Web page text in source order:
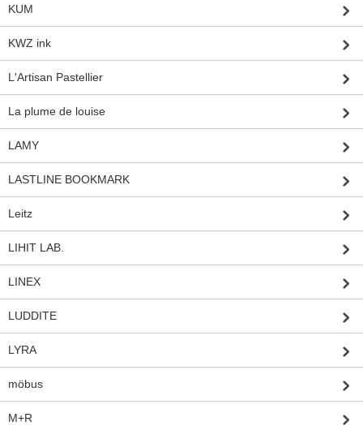
KUM
KWZ ink
L'Artisan Pastellier
La plume de louise
LAMY
LASTLINE BOOKMARK
Leitz
LIHIT LAB.
LINEX
LUDDITE
LYRA
möbus
M+R